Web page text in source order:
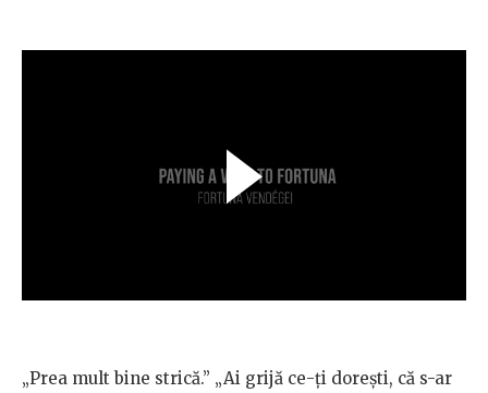
„Prea mult bine strică.” „Ai grijă ce-ți dorești, că s-ar